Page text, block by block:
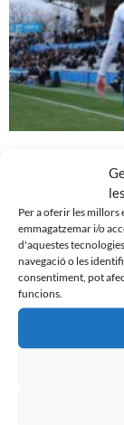
Per a oferir les millors
emmagatzemar i/o
d'aquestes
navegació o les
consentiment, pot
funcions.
NOVA CREU
10 de març de 2024
Leer más »